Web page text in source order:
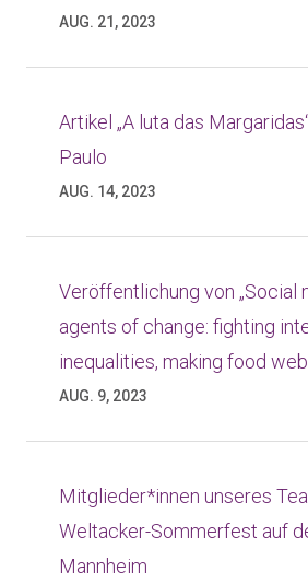
AUG. 21, 2023
Artikel „A luta das
Paulo
AUG. 14, 2023
Veröffentlichung von „Social
agents of change: fighting
inequalities, making food
AUG. 9, 2023
Mitglieder*innen unseres
Weltacker-Sommerfest auf
Mannheim